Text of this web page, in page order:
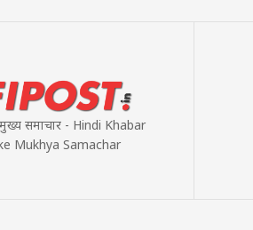
समाचार - Hindi Khabar
Mukhya Samachar